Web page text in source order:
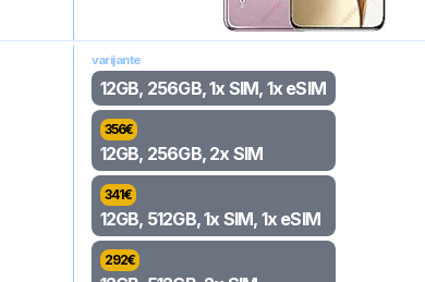
varijante
12GB, 256GB, 1x SIM, 1x eSIM
356€
12GB, 256GB, 2x SIM
341€
12GB, 512GB, 1x SIM, 1x eSIM
292€